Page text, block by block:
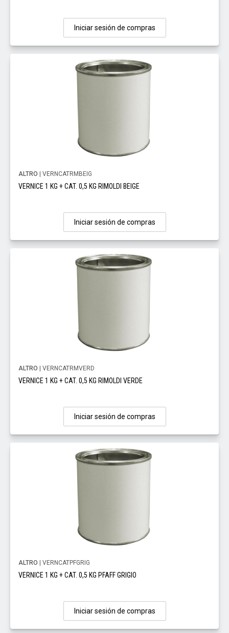
Iniciar sesión de compras
ALTRO | VERNCATRMBEIG
VERNICE 1 KG + CAT. 0,5 KG RIMOLDI BEIGE
Iniciar sesión de compras
ALTRO | VERNCATRMVERD
VERNICE 1 KG + CAT. 0,5 KG RIMOLDI VERDE
Iniciar sesión de compras
ALTRO | VERNCATPFGRIG
VERNICE 1 KG + CAT. 0,5 KG PFAFF GRIGIO
Iniciar sesión de compras